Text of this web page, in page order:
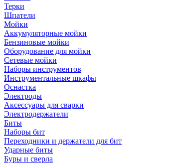
Терки
Шпатели
Мойки
Аккумуляторные мойки
Бензиновые мойки
Оборудование для мойки
Сетевые мойки
Наборы инструментов
Инструментальные шкафы
Оснастка
Электроды
Аксессуары для сварки
Электродержатели
Биты
Наборы бит
Переходники и держатели для бит
Ударные биты
Буры и сверла